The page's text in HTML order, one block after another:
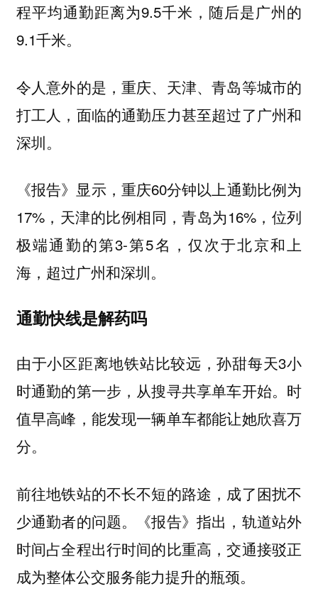
程平均通勤距离为9.5千米，随后是广州的
9.1千米。
令人意外的是，重庆、天津、青岛等城市的
打工人，面临的通勤压力甚至超过了广州和
深圳。
《报告》显示，重庆60分钟以上通勤比例为
17%，天津的比例相同，青岛为16%，位列
极端通勤的第3-第5名，仅次于北京和上
海，超过广州和深圳。
通勤快线是解药吗
由于小区距离地铁站比较远，孙甜每天3小
时通勤的第一步，从搜寻共享单车开始。时
值早高峰，能发现一辆单车都能让她欣喜万
分。
前往地铁站的不长不短的路途，成了困扰不
少通勤者的问题。《报告》指出，轨道站外
时间占全程出行时间的比重高，交通接驳正
成为整体公交服务能力提升的瓶颈。